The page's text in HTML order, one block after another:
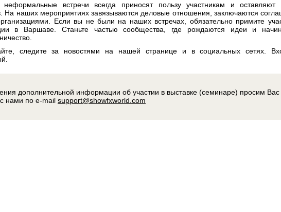
встречи всегда приносят пользу участникам и оставляют
На наших мероприятиях завязываются деловые отношения, заключаются
Если вы не были на наших встречах, обязательно примите
в Варшаве. Станьте частью сообщества, где рождаются идеи и
следите за новостями на нашей странице и в социальных сетях.
дополнительной информации об участии в выставке (семинаре) просим Вас
с нами по e-mail support@showfxworld.com